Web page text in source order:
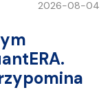
2026-08-04